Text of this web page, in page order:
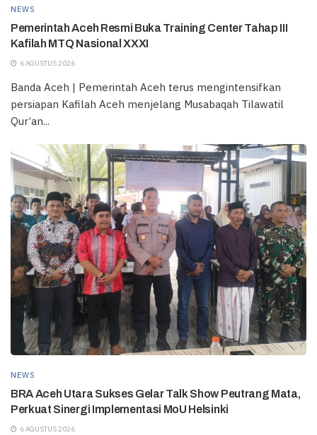
NEWS
Pemerintah Aceh Resmi Buka Training Center Tahap III
Kafilah MTQ Nasional XXXI
6 AGUSTUS 2026
Banda Aceh | Pemerintah Aceh terus mengintensifkan
persiapan Kafilah Aceh menjelang Musabaqah Tilawatil
Qur’an...
NEWS
BRA Aceh Utara Sukses Gelar Talk Show Peutrang Mata,
Perkuat Sinergi Implementasi MoU Helsinki
6 AGUSTUS 2026